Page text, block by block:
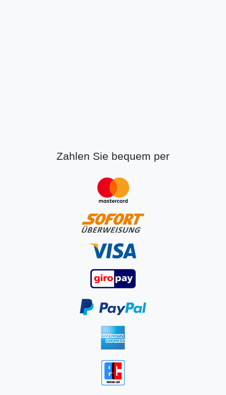
Zahlen Sie bequem per